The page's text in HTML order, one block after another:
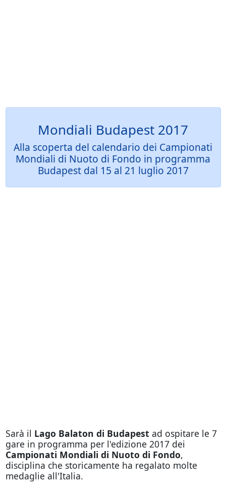
Mondiali Budapest 2017
Alla scoperta del calendario dei Campionati
Mondiali di Nuoto di Fondo in programma
Budapest dal 15 al 21 luglio 2017
Sarà il Lago Balaton di Budapest ad ospitare le 7
gare in programma per l'edizione 2017 dei
Campionati Mondiali di Nuoto di Fondo,
disciplina che storicamente ha regalato molte
medaglie all'Italia.